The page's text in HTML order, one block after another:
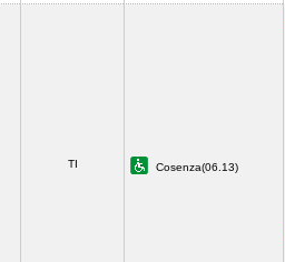
TI Cosenza(06.13)